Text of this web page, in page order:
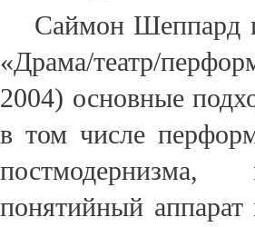
Саймон Шеппард
«Драма/театр/
2004) основные
в том числе
понятийный аппарат